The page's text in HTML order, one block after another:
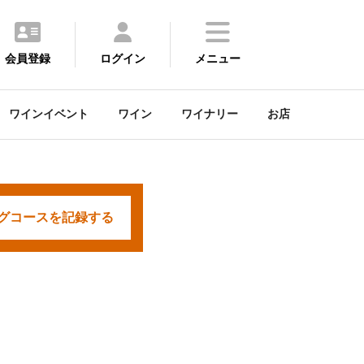
会員登録 ログイン メニュー
ワインイベント ワイン ワイナリー お店
コースを記録する